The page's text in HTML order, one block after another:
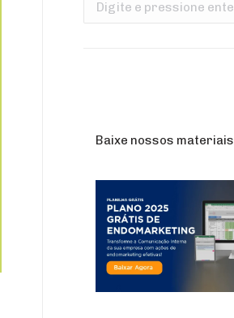
Baixe nossos materiais